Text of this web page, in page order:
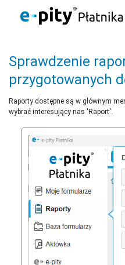
Sprawdzenie
przygotowanych
Raporty dostępne są w głównym
wybrać interesujący nas 'Raport'.